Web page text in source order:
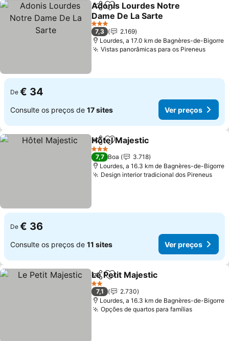
PartilharAdicionar aos favoritos
Adonis Lourdes Notre
Dame De La Sarte
Ver preços
3 Estrelas
7,3
2.169
Lourdes, a 17.0 km de Bagnères-de-Bigorre
Vistas panorâmicas para os PireneusVer
De € 34
Consulte os preços de 17 sites Ver preços
PartilharAdicionar aos favoritos
Hôtel Majestic
3 Estrelas
7,7 Boa
3.718
Lourdes, a 16.3 km de Bagnères-de-Bigorre
Design interior tradicional dos PireneusVer
De € 36
Consulte os preços de 11 sites Ver preços
PartilharAdicionar aos favoritos
Le Petit Majestic
2 Estrelas
7,1
2.730
Lourdes, a 16.3 km de Bagnères-de-Bigorre
Opções de quartos para famíliasVer